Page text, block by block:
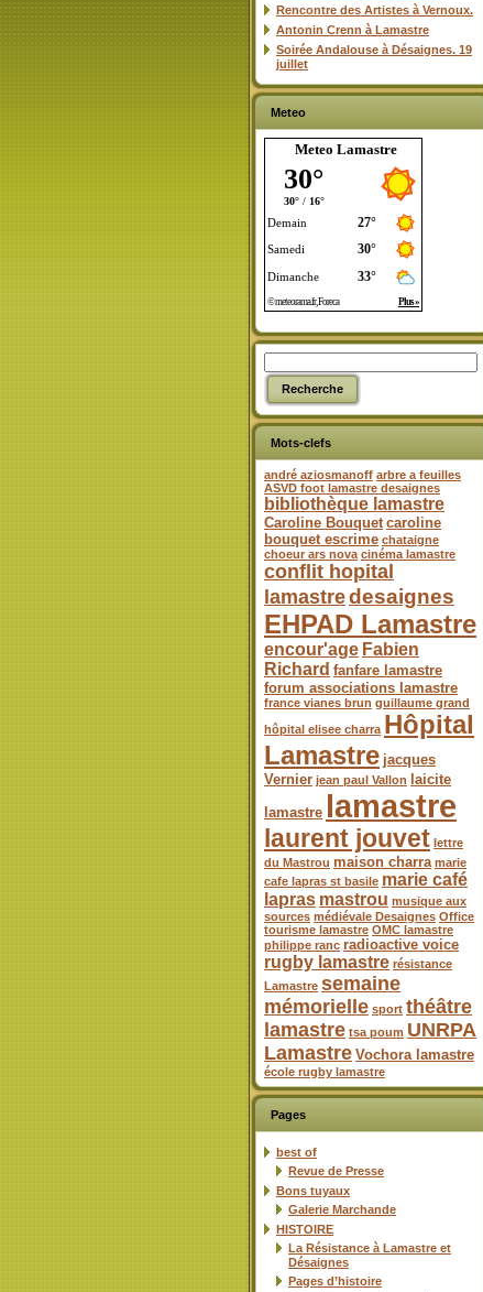
Rencontre des Artistes à Vernoux.
Antonin Crenn à Lamastre
Soirée Andalouse à Désaignes. 19
juillet
Meteo
Meteo Lamastre
Mots-clefs
andré aziosmanoff arbre a feuilles
ASVD foot lamastre desaignes
bibliothèque lamastre
Caroline Bouquet caroline
bouquet escrime chataigne
choeur ars nova cinéma lamastre
conflit hopital
lamastredesaignes
EHPAD Lamastre
encour'age Fabien
Richard fanfare lamastre
forum associations lamastre
france vianes brun guillaume grand
hôpital elisee charra Hôpital
Lamastre jacques
Vernier jean paul Vallon
laicite
lamastre lamastre
laurent jouvet lettre
du Mastrou maison charra marie
cafe lapras st basile marie café
lapras mastrou musique aux
sources médiévale Desaignes Office
tourisme lamastre OMC lamastre
philippe ranc radioactive voice
rugby lamastre résistance
Lamastre semaine
mémorielle sport théâtre
lamastre tsa poum UNRPA
Lamastre Vochora lamastre
école rugby lamastre
Pages
best of
Revue de Presse
Bons tuyaux
Galerie Marchande
HISTOIRE
La Résistance à Lamastre et
Désaignes
Pages d’histoire